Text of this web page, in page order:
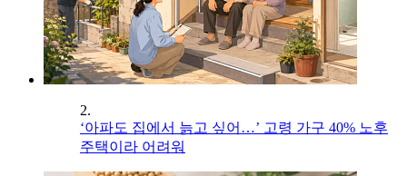
2.
‘아파도 집에서 늙고 싶어…’ 고령 가구 40% 노후
주택이라 어려워